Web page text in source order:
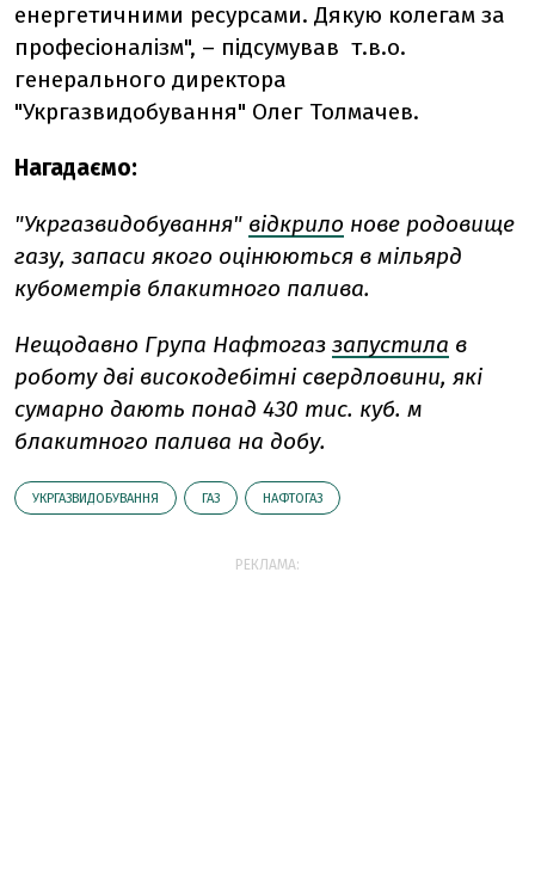
енергетичними ресурсами. Дякую колегам за
професіоналізм", – підсумував т.в.о.
генерального директора
"Укргазвидобування" Олег Толмачев.
Нагадаємо:
"Укргазвидобування" відкрило нове родовище
газу, запаси якого оцінюються в мільярд
кубометрів блакитного палива.
Нещодавно Група Нафтогаз запустила в
роботу дві високодебітні свердловини, які
сумарно дають понад 430 тис. куб. м
блакитного палива на добу.
УКРГАЗВИДОБУВАННЯ ГАЗ НАФТОГАЗ
РЕКЛАМА: